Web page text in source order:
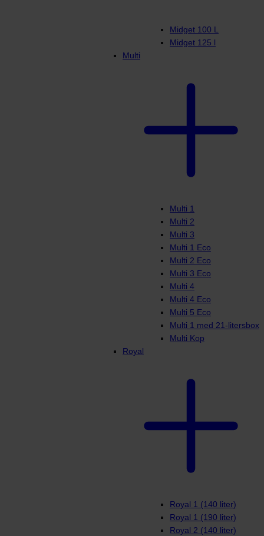
Midget 100 L
Midget 125 l
Multi
Multi 1
Multi 2
Multi 3
Multi 1 Eco
Multi 2 Eco
Multi 3 Eco
Multi 4
Multi 4 Eco
Multi 5 Eco
Multi 1 med 21-litersbox
Multi Kop
Royal
Royal 1 (140 liter)
Royal 1 (190 liter)
Royal 2 (140 liter)